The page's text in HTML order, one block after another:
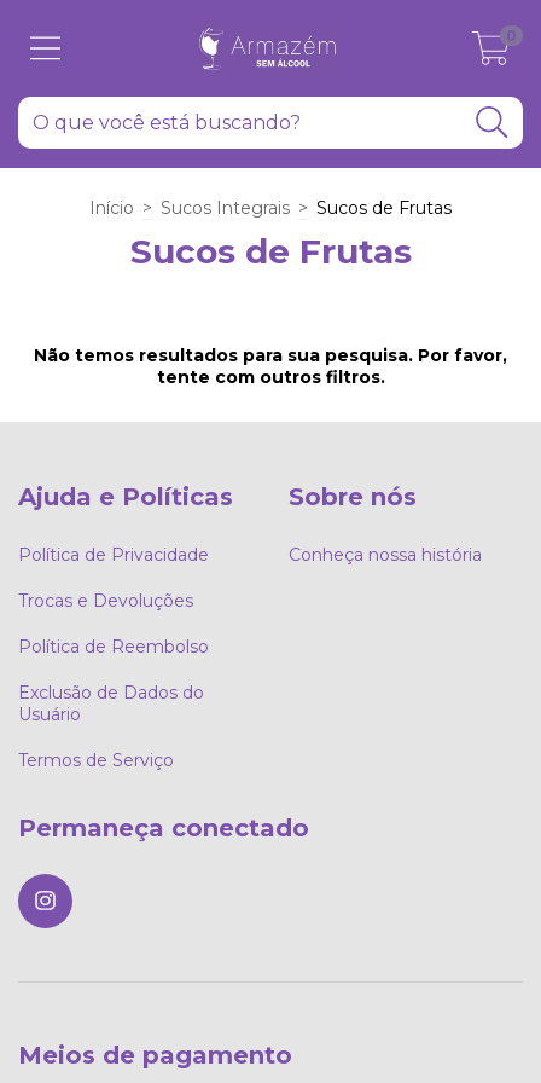
0
Início > Sucos Integrais > Sucos de Frutas
Sucos de Frutas
Não temos resultados para sua pesquisa. Por favor,
tente com outros filtros.
Ajuda e Políticas
Política de Privacidade
Trocas e Devoluções
Política de Reembolso
Exclusão de Dados do
Usuário
Termos de Serviço
Sobre nós
Conheça nossa história
Permaneça conectado
Meios de pagamento